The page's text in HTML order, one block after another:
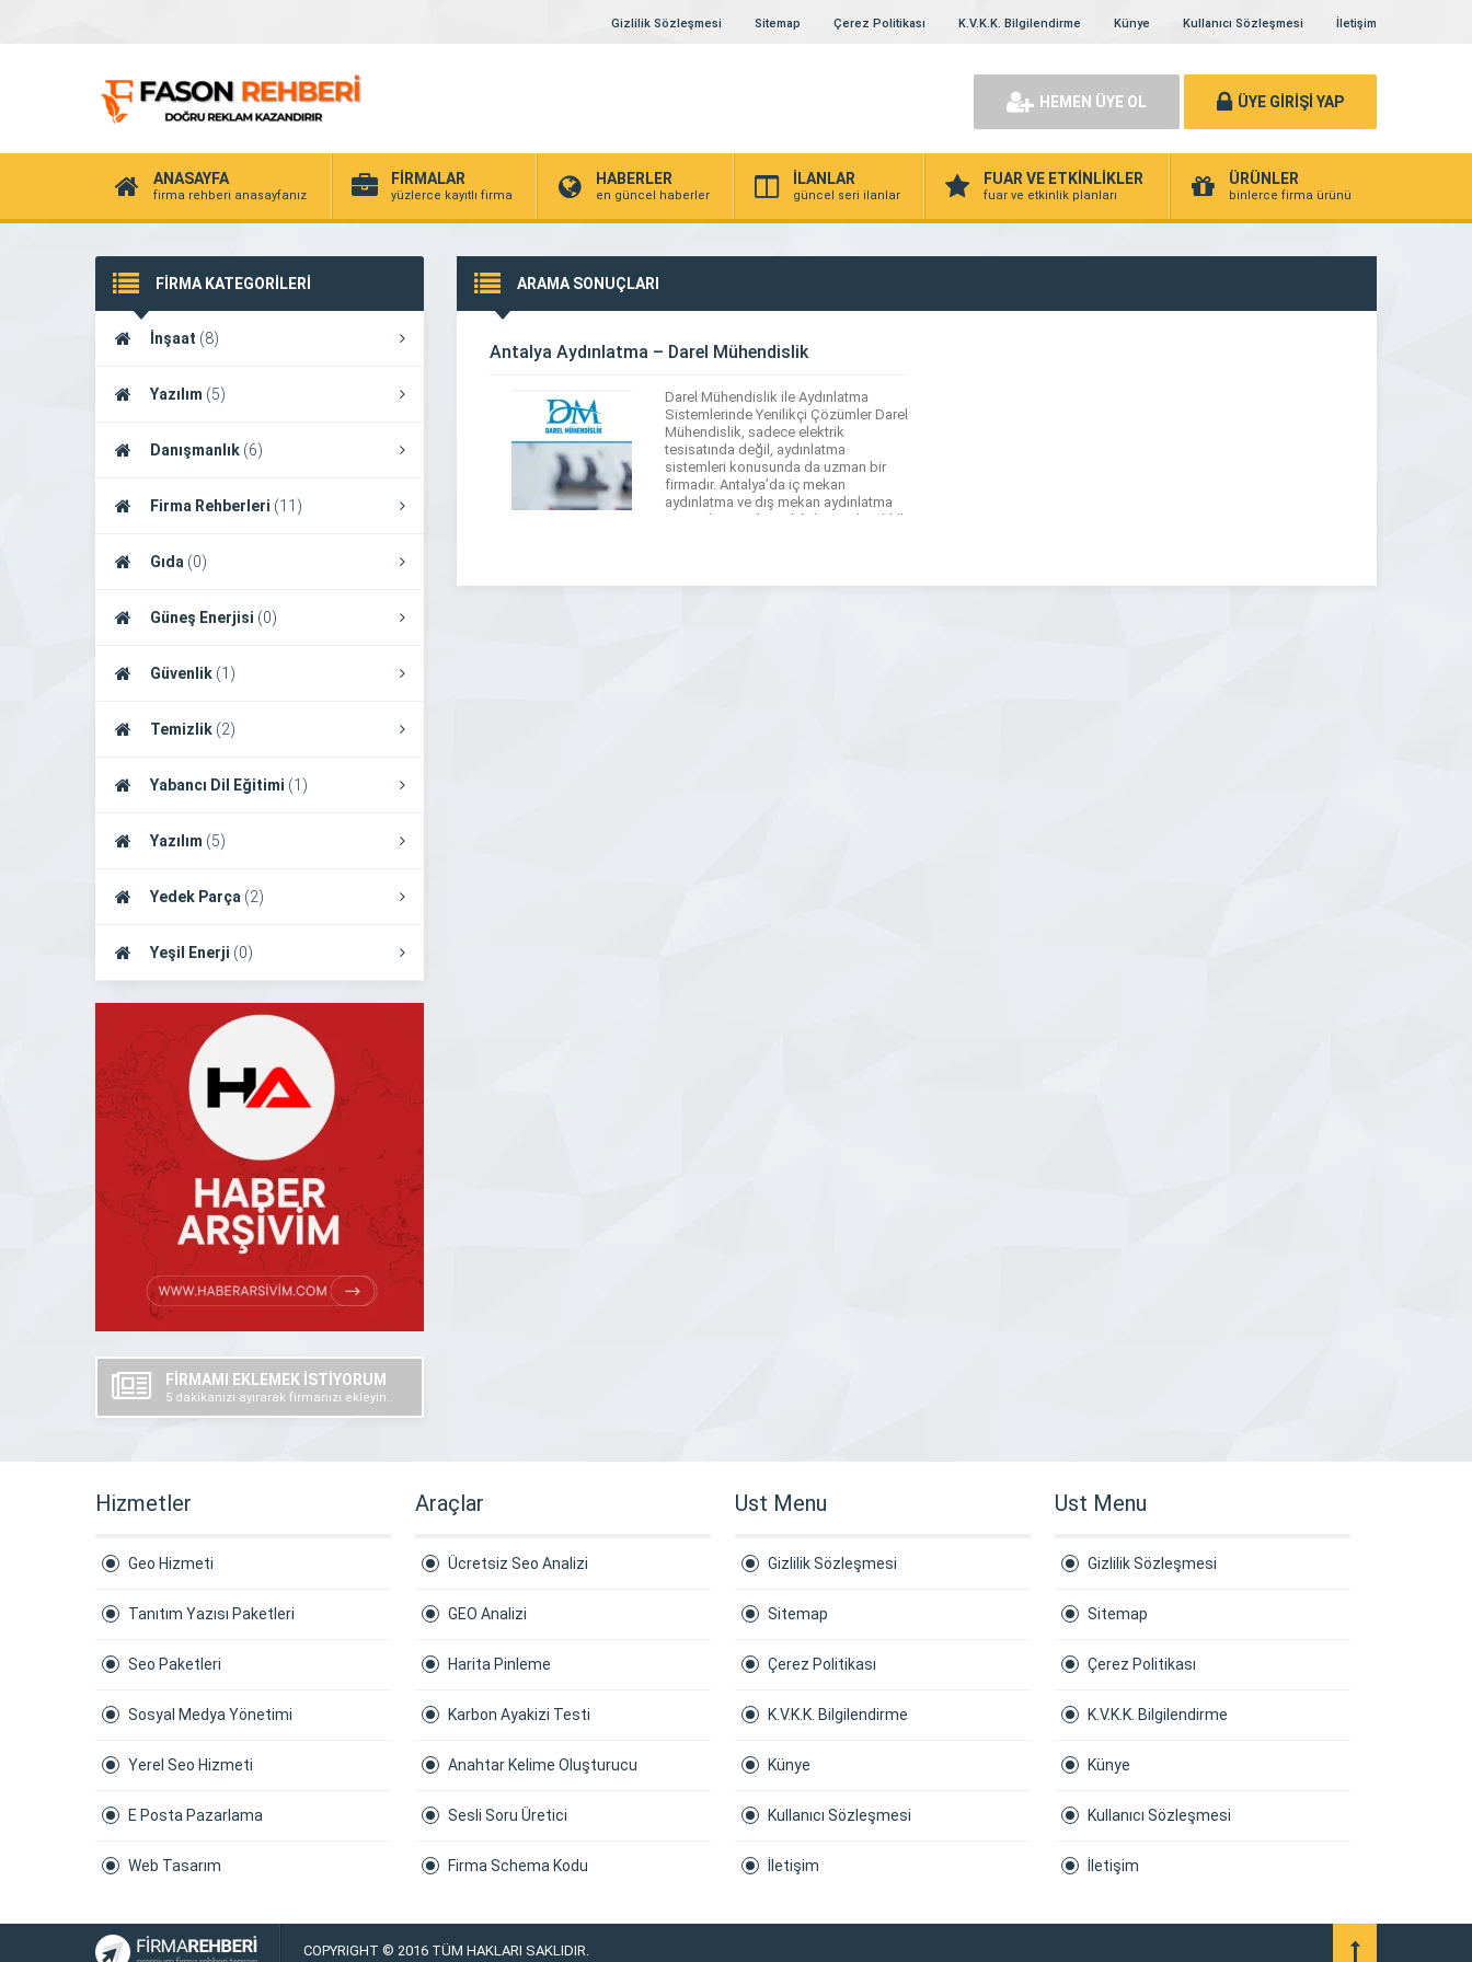
Gizlilik Sözleşmesi Sitemap Çerez Politikası K.V.K.K. Bilgilendirme Künye Kullanıcı Sözleşmesi İletişim
HEMEN ÜYE OL ÜYE GİRİŞİ YAP
ANASAYFA
firma rehberi anasayfanız
FİRMALAR
yüzlerce kayıtlı firma
HABERLER
en güncel haberler
İLANLAR
güncel seri ilanlar
FUAR VE ETKİNLİKLER
fuar ve etkinlik planları
ÜRÜNLER
binlerce firma ürünü
FİRMA KATEGORİLERİ
İnşaat (8)
Yazılım (5)
Danışmanlık (6)
Firma Rehberleri (11)
Gıda (0)
Güneş Enerjisi (0)
Güvenlik (1)
Temizlik (2)
Yabancı Dil Eğitimi (1)
Yazılım (5)
Yedek Parça (2)
Yeşil Enerji (0)
FİRMAMI EKLEMEK İSTİYORUM
5 dakikanızı ayırarak firmanızı ekleyin..
ARAMA SONUÇLARI
Antalya Aydınlatma – Darel Mühendislik
Darel Mühendislik ile Aydınlatma
Sistemlerinde Yenilikçi Çözümler Darel
Mühendislik, sadece elektrik
tesisatında değil, aydınlatma
sistemleri konusunda da uzman bir
firmadır. Antalya’da iç mekan
aydınlatma ve dış mekan aydınlatma
çözümlerimiz ile mekânlarınızda şıklığı
dostu sistemler kurmaktadır. Dekoratif
Hizmetler
Geo Hizmeti
Tanıtım Yazısı Paketleri
Seo Paketleri
Sosyal Medya Yönetimi
Yerel Seo Hizmeti
E Posta Pazarlama
Web Tasarım
Araçlar
Ücretsiz Seo Analizi
GEO Analizi
Harita Pinleme
Karbon Ayakizi Testi
Anahtar Kelime Oluşturucu
Sesli Soru Üretici
Firma Schema Kodu
Ust Menu
Gizlilik Sözleşmesi
Sitemap
Çerez Politikası
K.V.K.K. Bilgilendirme
Künye
Kullanıcı Sözleşmesi
İletişim
Ust Menu
Gizlilik Sözleşmesi
Sitemap
Çerez Politikası
K.V.K.K. Bilgilendirme
Künye
Kullanıcı Sözleşmesi
İletişim
COPYRIGHT © 2016 TÜM HAKLARI SAKLIDIR.